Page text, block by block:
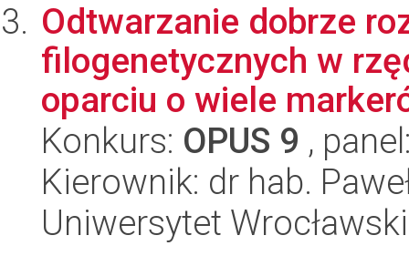
Odtwarzanie dobrze
filogenetycznych w
oparciu o wiele
Konkurs: OPUS 9 ,
Kierownik: dr hab.
Uniwersytet